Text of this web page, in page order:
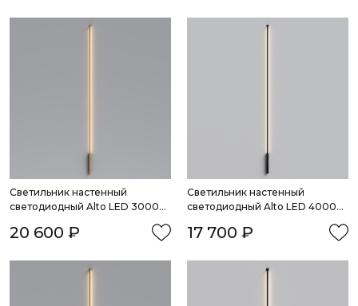
Светильник настенный
светодиодный Alto LED 3000K
20 600 ₽
Светильник настенный
светодиодный Alto LED 4000K
17 700 ₽